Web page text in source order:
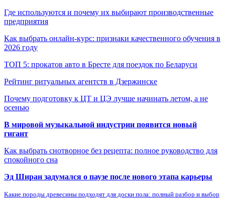
Где используются и почему их выбирают производственные
предприятия
Как выбрать онлайн-курс: признаки качественного обучения в
2026 году
ТОП 5: прокатов авто в Бресте для поездок по Беларуси
Рейтинг ритуальных агентств в Дзержинске
Почему подготовку к ЦТ и ЦЭ лучше начинать летом, а не
осенью
В мировой музыкальной индустрии появится новый
гигант
Как выбрать снотворное без рецепта: полное руководство для
спокойного сна
Эд Ширан задумался о паузе после нового этапа карьеры
Какие породы древесины подходят для доски пола: полный разбор и выбор